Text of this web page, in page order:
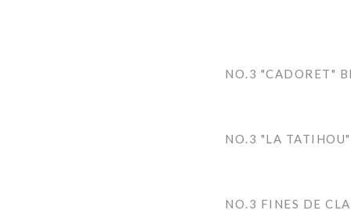
NO.3 "CADORET"
NO.3 "LA
NO.3 FINES DE